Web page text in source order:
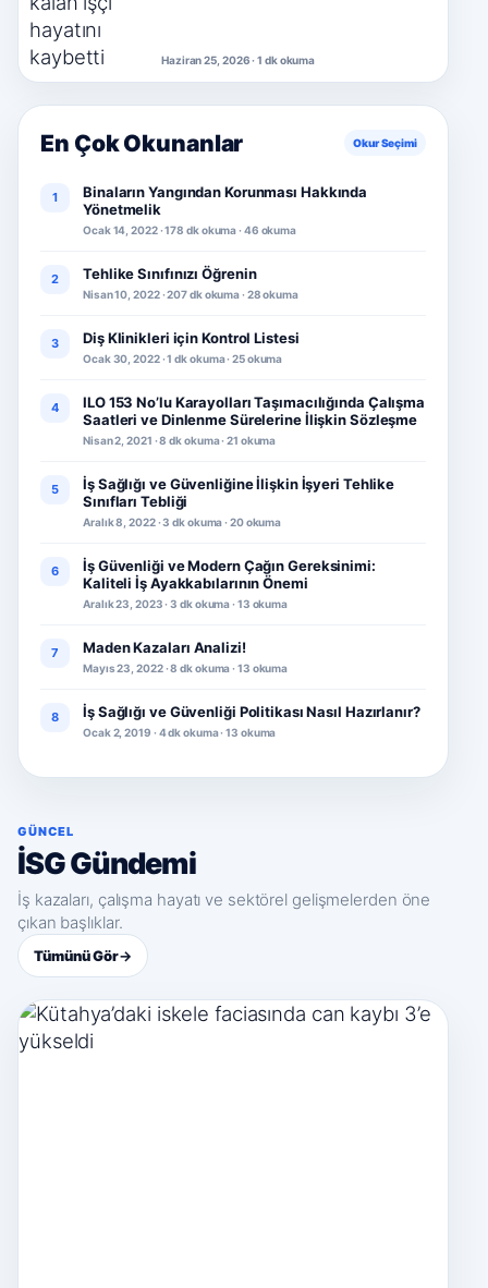
Haziran 25, 2026 · 1 dk okuma
En Çok Okunanlar Okur Seçimi
1
Binaların Yangından Korunması Hakkında
Yönetmelik
Ocak 14, 2022 · 178 dk okuma · 46 okuma
2 Tehlike Sınıfınızı Öğrenin
Nisan 10, 2022 · 207 dk okuma · 28 okuma
3 Diş Klinikleri için Kontrol Listesi
Ocak 30, 2022 · 1 dk okuma · 25 okuma
4
ILO 153 No’lu Karayolları Taşımacılığında Çalışma
Saatleri ve Dinlenme Sürelerine İlişkin Sözleşme
Nisan 2, 2021 · 8 dk okuma · 21 okuma
5
İş Sağlığı ve Güvenliğine İlişkin İşyeri Tehlike
Sınıfları Tebliği
Aralık 8, 2022 · 3 dk okuma · 20 okuma
6
İş Güvenliği ve Modern Çağın Gereksinimi:
Kaliteli İş Ayakkabılarının Önemi
Aralık 23, 2023 · 3 dk okuma · 13 okuma
7 Maden Kazaları Analizi!
Mayıs 23, 2022 · 8 dk okuma · 13 okuma
8 İş Sağlığı ve Güvenliği Politikası Nasıl Hazırlanır?
Ocak 2, 2019 · 4 dk okuma · 13 okuma
GÜNCEL
İSG Gündemi
İş kazaları, çalışma hayatı ve sektörel gelişmelerden öne
çıkan başlıklar.
Tümünü Gör→